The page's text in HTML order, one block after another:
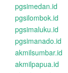
pgsimedan.id
pgsilombok.id
pgsimaluku.id
pgsimanado.id
akmilsumbar.id
akmilpapua.id